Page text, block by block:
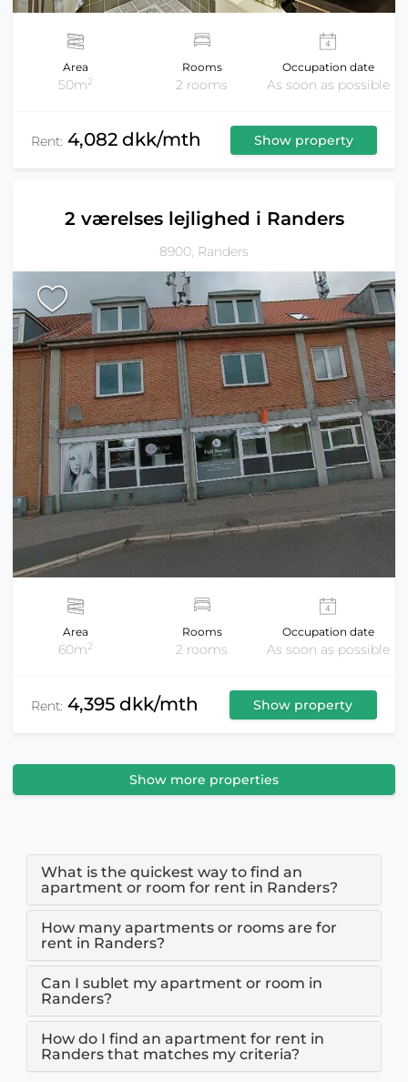
Area
50m2
Rooms
2 rooms
Occupation date
As soon as possible
Rent: 4,082 dkk/mth Show property
2 værelses lejlighed i Randers
8900, Randers
Area
60m2
Rooms
2 rooms
Occupation date
As soon as possible
Rent: 4,395 dkk/mth Show property
Show more properties
What is the quickest way to find an
apartment or room for rent in Randers?
How many apartments or rooms are for
rent in Randers?
Can I sublet my apartment or room in
Randers?
How do I find an apartment for rent in
Randers that matches my criteria?